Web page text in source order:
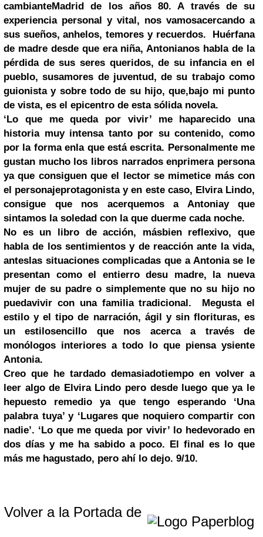
cambianteMadrid de los años 80. A través de su
experiencia personal y vital, nos vamosacercando a
sus sueños, anhelos, temores y recuerdos. Huérfana
de madre desde que era niña, Antonianos habla de la
pérdida de sus seres queridos, de su infancia en el
pueblo, susamores de juventud, de su trabajo como
guionista y sobre todo de su hijo, que,bajo mi punto
de vista, es el epicentro de esta sólida novela.
‘Lo que me queda por vivir’ me haparecido una
historia muy intensa tanto por su contenido, como
por la forma enla que está escrita. Personalmente me
gustan mucho los libros narrados enprimera persona
ya que consiguen que el lector se mimetice más con
el personajeprotagonista y en este caso, Elvira Lindo,
consigue que nos acerquemos a Antoniay que
sintamos la soledad con la que duerme cada noche.
No es un libro de acción, másbien reflexivo, que
habla de los sentimientos y de reacción ante la vida,
anteslas situaciones complicadas que a Antonia se le
presentan como el entierro desu madre, la nueva
mujer de su padre o simplemente que no su hijo no
puedavivir con una familia tradicional. Megusta el
estilo y el tipo de narración, ágil y sin florituras, es
un estilosencillo que nos acerca a través de
monólogos interiores a todo lo que piensa ysiente
Antonia.
Creo que he tardado demasiadotiempo en volver a
leer algo de Elvira Lindo pero desde luego que ya le
hepuesto remedio ya que tengo esperando ‘Una
palabra tuya’ y ‘Lugares que noquiero compartir con
nadie’. ‘Lo que me queda por vivir’ lo hedevorado en
dos días y me ha sabido a poco. El final es lo que
más me hagustado, pero ahí lo dejo. 9/10.
Volver a la Portada de